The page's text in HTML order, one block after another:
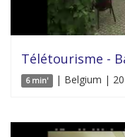
Télétourisme -
6 min' | Belgium |